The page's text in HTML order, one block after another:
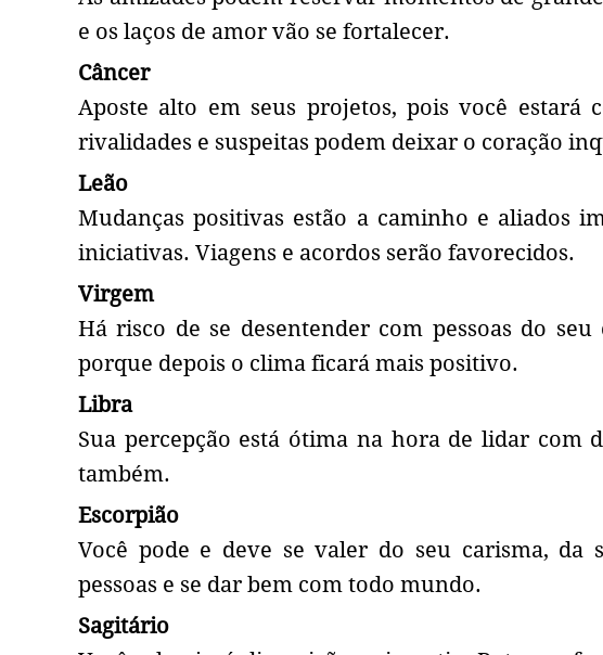
e os laços de amor vão se fortalecer.
Câncer
Aposte alto em seus projetos, pois você estará
rivalidades e suspeitas podem deixar o coração
Leão
Mudanças positivas estão a caminho e aliados
iniciativas. Viagens e acordos serão favorecidos.
Virgem
Há risco de se desentender com pessoas do
porque depois o clima ficará mais positivo.
Libra
Sua percepção está ótima na hora de lidar com
também.
Escorpião
Você pode e deve se valer do seu carisma, da
pessoas e se dar bem com todo mundo.
Sagitário